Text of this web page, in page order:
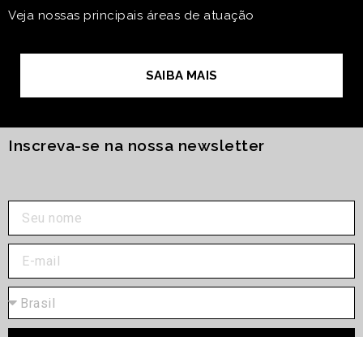
Veja nossas principais áreas de atuação
SAIBA MAIS
Inscreva-se na nossa newsletter